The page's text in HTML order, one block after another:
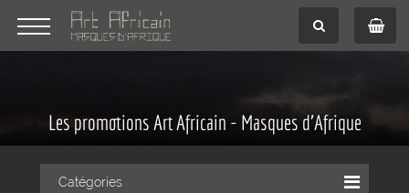
Les promotions Art Africain - Masques d'Afrique
Catégories